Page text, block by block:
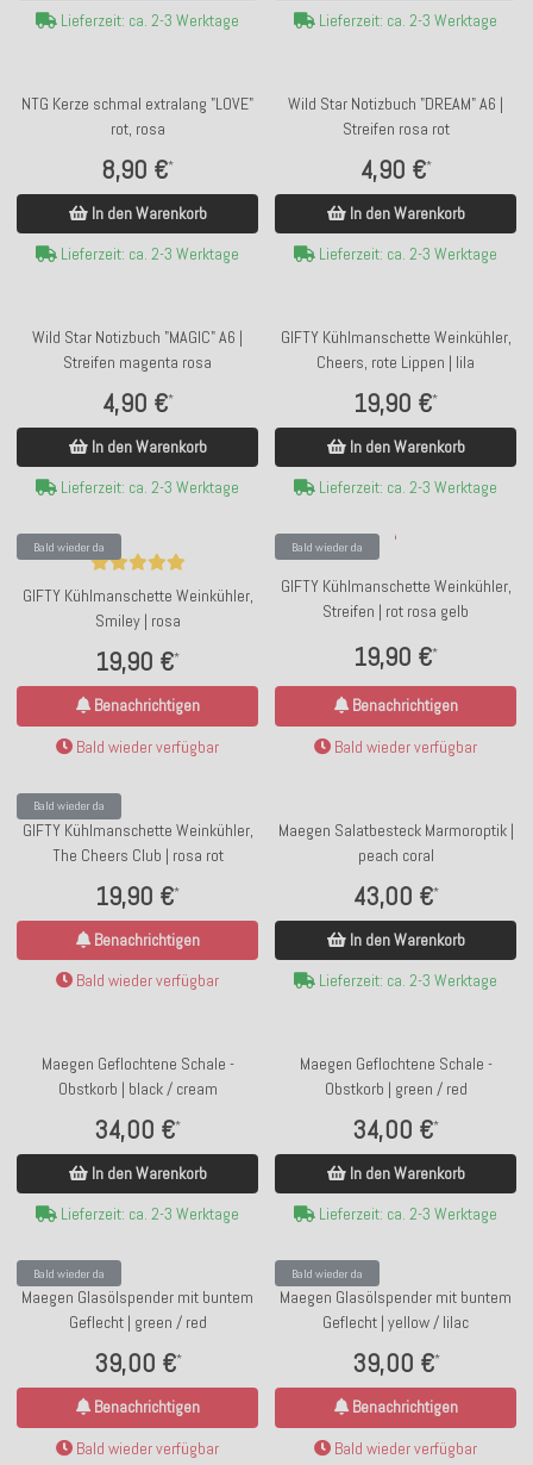
Lieferzeit: ca. 2-3 Werktage
Lieferzeit: ca. 2-3 Werktage
NTG Kerze schmal extralang "LOVE"
rot, rosa
8,90 €*
In den Warenkorb
Lieferzeit: ca. 2-3 Werktage
Wild Star Notizbuch "DREAM" A6 |
Streifen rosa rot
4,90 €*
In den Warenkorb
Lieferzeit: ca. 2-3 Werktage
Wild Star Notizbuch "MAGIC" A6 |
Streifen magenta rosa
4,90 €*
In den Warenkorb
Lieferzeit: ca. 2-3 Werktage
GIFTY Kühlmanschette Weinkühler,
Cheers, rote Lippen | lila
19,90 €*
In den Warenkorb
Lieferzeit: ca. 2-3 Werktage
Bald wieder da
GIFTY Kühlmanschette Weinkühler,
Smiley | rosa
19,90 €*
Benachrichtigen
Bald wieder verfügbar
Bald wieder da
GIFTY Kühlmanschette Weinkühler,
Streifen | rot rosa gelb
19,90 €*
Benachrichtigen
Bald wieder verfügbar
Bald wieder da
GIFTY Kühlmanschette Weinkühler,
The Cheers Club | rosa rot
19,90 €*
Benachrichtigen
Bald wieder verfügbar
Maegen Salatbesteck Marmoroptik |
peach coral
43,00 €*
In den Warenkorb
Lieferzeit: ca. 2-3 Werktage
Maegen Geflochtene Schale -
Obstkorb | black / cream
34,00 €*
In den Warenkorb
Lieferzeit: ca. 2-3 Werktage
Maegen Geflochtene Schale -
Obstkorb | green / red
34,00 €*
In den Warenkorb
Lieferzeit: ca. 2-3 Werktage
Bald wieder da
Maegen Glasölspender mit buntem
Geflecht | green / red
39,00 €*
Benachrichtigen
Bald wieder verfügbar
Bald wieder da
Maegen Glasölspender mit buntem
Geflecht | yellow / lilac
39,00 €*
Benachrichtigen
Bald wieder verfügbar